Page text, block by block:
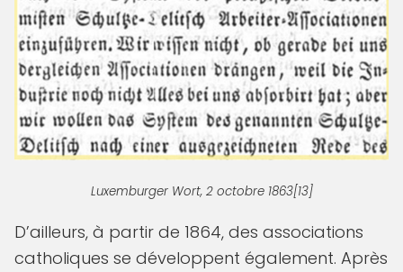
Luxemburger Wort, 2 octobre 1863[13]
D’ailleurs, à partir de 1864, des associations
catholiques se développent également. Après